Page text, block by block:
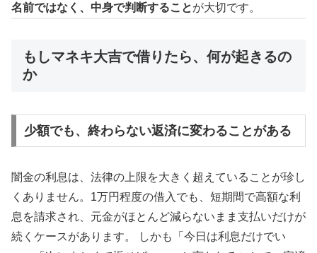
名前ではなく、中身で判断することが大切です。
もしマネキ大吉で借りたら、何が起きるの
か
少額でも、終わらない返済に変わることがある
闇金の利息は、法律の上限を大きく超えていることが珍し
くありません。1万円程度の借入でも、短期間で高額な利
息を請求され、元金がほとんど減らないまま支払いだけが
続くケースがあります。 しかも「今日は利息だけでい